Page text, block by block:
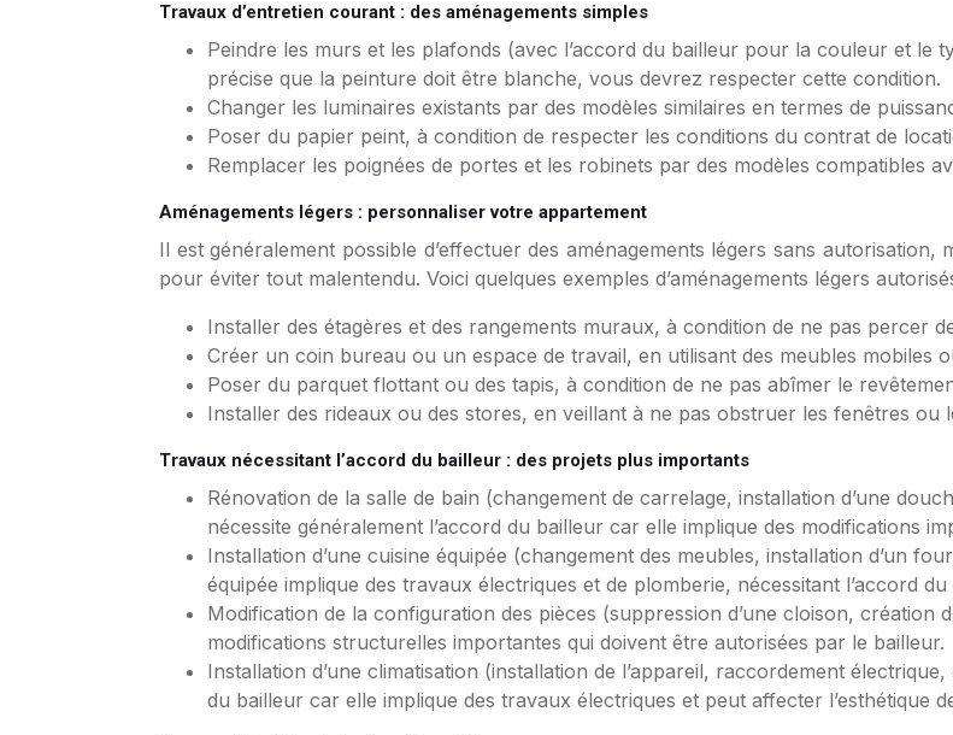
Travaux d’entretien courant : des aménagements simples
Peindre les murs et les plafonds (avec l’accord du bailleur pour la couleur et le
précise que la peinture doit être blanche, vous devrez respecter cette condition.
Changer les luminaires existants par des modèles similaires en termes de
Poser du papier peint, à condition de respecter les conditions du contrat de
Remplacer les poignées de portes et les robinets par des modèles compatibles
Aménagements légers : personnaliser votre appartement
Il est généralement possible d’effectuer des aménagements légers sans
pour éviter tout malentendu. Voici quelques exemples d’aménagements légers
Installer des étagères et des rangements muraux, à condition de ne pas percer
Créer un coin bureau ou un espace de travail, en utilisant des meubles mobiles
Poser du parquet flottant ou des tapis, à condition de ne pas abîmer le
Installer des rideaux ou des stores, en veillant à ne pas obstruer les fenêtres ou
Travaux nécessitant l’accord du bailleur : des projets plus importants
Rénovation de la salle de bain (changement de carrelage, installation d’une
nécessite généralement l’accord du bailleur car elle implique des modifications
Installation d’une cuisine équipée (changement des meubles, installation d’un
équipée implique des travaux électriques et de plomberie, nécessitant l’accord du
Modification de la configuration des pièces (suppression d’une cloison, création
modifications structurelles importantes qui doivent être autorisées par le bailleur.
Installation d’une climatisation (installation de l’appareil, raccordement électrique,
du bailleur car elle implique des travaux électriques et peut affecter l’esthétique